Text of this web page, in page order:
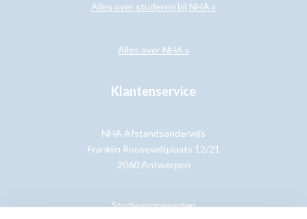
Alles over studeren bij NHA »
Alles over NHA »
Klantenservice
NHA Afstandsonderwijs
Franklin Rooseveltplaats 12/21
2060 Antwerpen
Studievoorwaarden